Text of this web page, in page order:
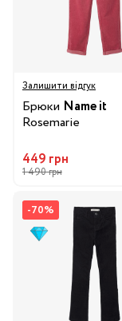
Залишити відгук
Брюки Name it
Rosemarie
449 грн
1 490 грн
-70%